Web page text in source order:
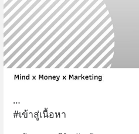
…
#เข้าสู่เนื้อหา